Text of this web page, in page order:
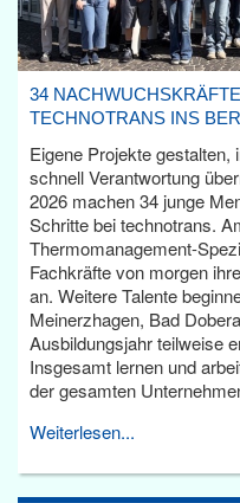
34
TECHNOTRANS INS
Eigene Projekte gestalten,
schnell Verantwortung
2026 machen 34 junge
Schritte bei technotrans.
Thermomanagement-
Fachkräfte von morgen
an. Weitere Talente
Meinerzhagen, Bad
Ausbildungsjahr teilweise
Insgesamt lernen und
der gesamten
Weiterlesen...